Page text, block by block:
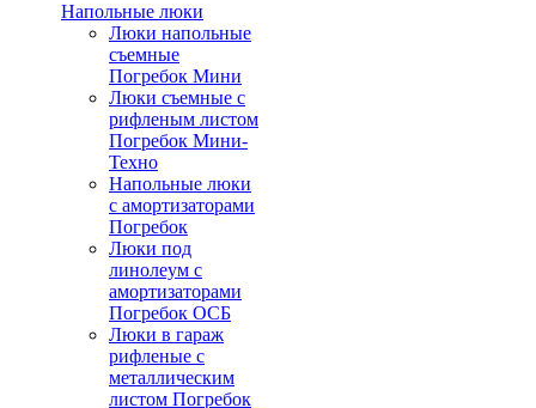
Напольные люки
Люки напольные
съемные
Погребок Мини
Люки съемные с
рифленым листом
Погребок Мини-
Техно
Напольные люки
с амортизаторами
Погребок
Люки под
линолеум с
амортизаторами
Погребок ОСБ
Люки в гараж
рифленые с
металлическим
листом Погребок